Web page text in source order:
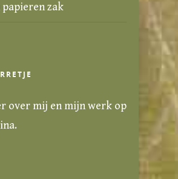
papieren zak
over mij en mijn werk op
.